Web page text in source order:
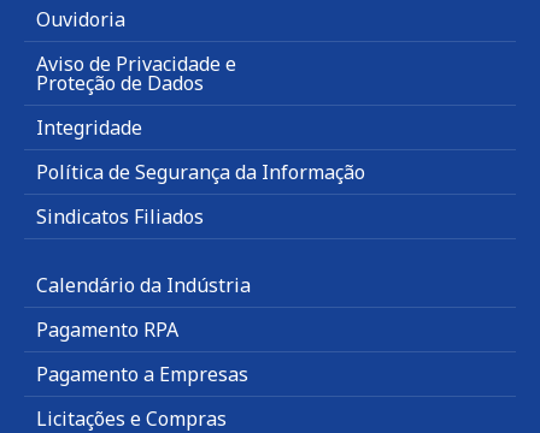
Ouvidoria
Aviso de Privacidade e
Proteção de Dados
Integridade
Política de Segurança da Informação
Sindicatos Filiados
Calendário da Indústria
Pagamento RPA
Pagamento a Empresas
Licitações e Compras